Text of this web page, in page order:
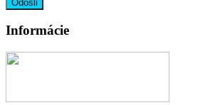
Informácie